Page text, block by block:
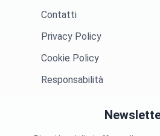
Contatti
Privacy Policy
Cookie Policy
Responsabilità